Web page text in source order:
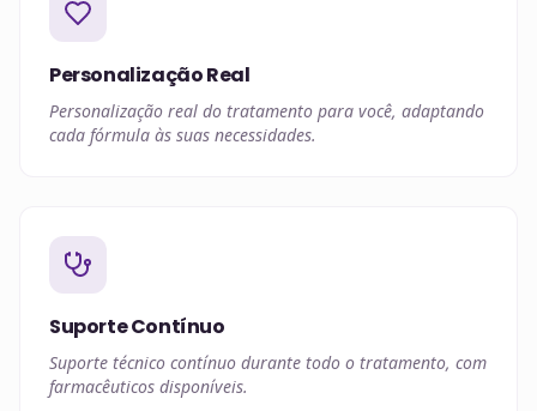
Personalização Real
Personalização real do tratamento para você, adaptando
cada fórmula às suas necessidades.
Suporte Contínuo
Suporte técnico contínuo durante todo o tratamento, com
farmacêuticos disponíveis.